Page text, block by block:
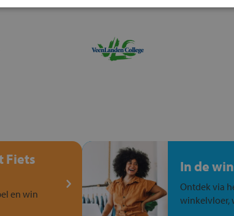
Fiets
en win
In de
Ontdek via
winkelvloer,